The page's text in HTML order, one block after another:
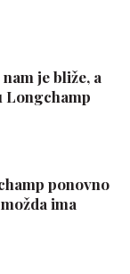
je bliže, a
Longchamp
ponovno
ima